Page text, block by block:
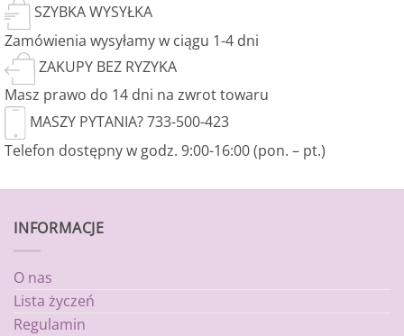
SZYBKA WYSYŁKA
Zamówienia wysyłamy w ciągu 1-4 dni
ZAKUPY BEZ RYZYKA
Masz prawo do 14 dni na zwrot towaru
MASZY PYTANIA? 733-500-423
Telefon dostępny w godz. 9:00-16:00 (pon. – pt.)
INFORMACJE
O nas
Lista życzeń
Regulamin